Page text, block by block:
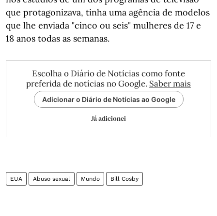
que protagonizava, tinha uma agência de modelos
que lhe enviada "cinco ou seis" mulheres de 17 e
18 anos todas as semanas.
Escolha o Diário de Notícias como fonte
preferida de notícias no Google. Saber mais
Adicionar o Diário de Notícias ao Google
Já adicionei
EUA Abuso sexual Mundo Bill Cosby